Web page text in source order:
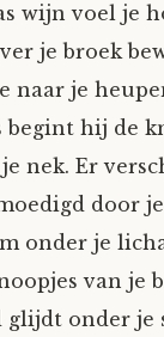
wijn voel je
je broek
naar je
begint hij de
nek. Er
door
onder je
van je
glijdt onder je